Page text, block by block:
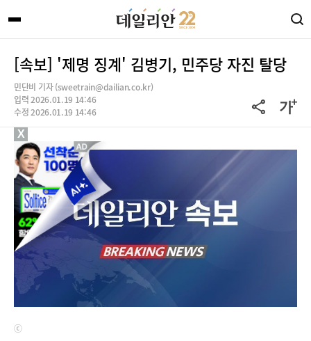
[속보] '제명 징계' 김병기, 민주당 자진 탈당
민단비 기자 (sweetrain@dailian.co.kr)
입력 2026.01.19 14:46
수정 2026.01.19 14:46
ⓒ
X